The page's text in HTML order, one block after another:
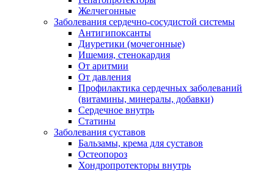
Желчегонные
Заболевания сердечно-сосудистой системы
Антигипоксанты
Диуретики (мочегонные)
Ишемия, стенокардия
От аритмии
От давления
Профилактика сердечных заболеваний
(витамины, минералы, добавки)
Сердечное внутрь
Статины
Заболевания суставов
Бальзамы, крема для суставов
Остеопороз
Хондропротекторы внутрь